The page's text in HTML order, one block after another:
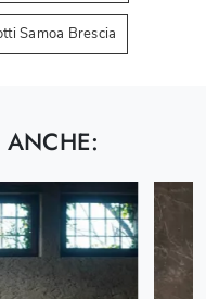
Samoa Brescia
ANCHE: